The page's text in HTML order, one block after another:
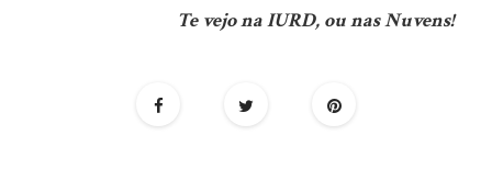
Te vejo na IURD, ou nas Nuvens!